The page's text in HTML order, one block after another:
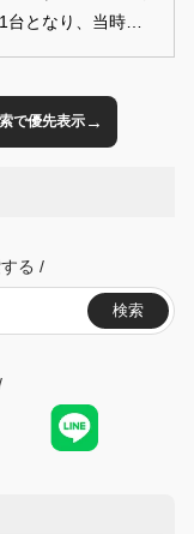
となり、当時の
で優先表示→
る /
検索